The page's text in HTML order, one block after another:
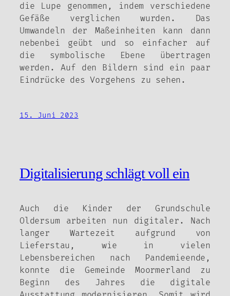
die Lupe genommen, indem verschiedene
Gefäße verglichen wurden. Das
Umwandeln der Maßeinheiten kann dann
nebenbei geübt und so einfacher auf
die symbolische Ebene übertragen
werden. Auf den Bildern sind ein paar
Eindrücke des Vorgehens zu sehen.
15. Juni 2023
Digitalisierung schlägt voll ein
Auch die Kinder der Grundschule
Oldersum arbeiten nun digitaler. Nach
langer Wartezeit aufgrund von
Lieferstau, wie in vielen
Lebensbereichen nach Pandemieende,
konnte die Gemeinde Moormerland zu
Beginn des Jahres die digitale